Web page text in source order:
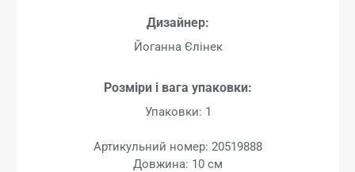
Дизайнер:
Йоганна Єлінек
Розміри і вага упаковки:
Упаковки: 1
Артикульний номер: 20519888
Довжина: 10 см